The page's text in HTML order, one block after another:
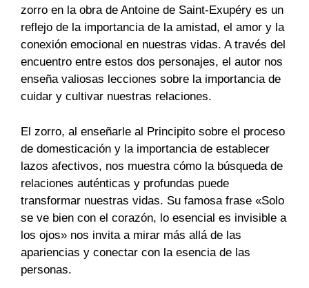
zorro en la obra de Antoine de Saint-Exupéry es un
reflejo de la importancia de la amistad, el amor y la
conexión emocional en nuestras vidas. A través del
encuentro entre estos dos personajes, el autor nos
enseña valiosas lecciones sobre la importancia de
cuidar y cultivar nuestras relaciones.
El zorro, al enseñarle al Principito sobre el proceso
de domesticación y la importancia de establecer
lazos afectivos, nos muestra cómo la búsqueda de
relaciones auténticas y profundas puede
transformar nuestras vidas. Su famosa frase «Solo
se ve bien con el corazón, lo esencial es invisible a
los ojos» nos invita a mirar más allá de las
apariencias y conectar con la esencia de las
personas.